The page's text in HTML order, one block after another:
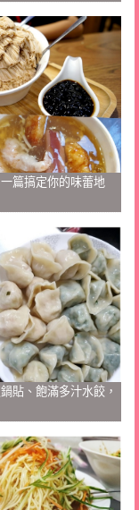
篇搞定你的味蕾地
貼、飽滿多汁水餃，